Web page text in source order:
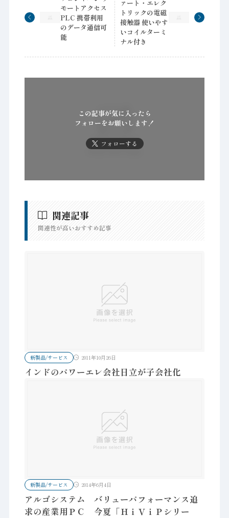
モートアクセス
PLC 携帯利用
のデータ通信可
能
ァート・エレク
トリックの電磁
接触器 使いやす
いコイルターミ
ナル付き
この記事が気に入ったら
フォローをお願いします！
フォローする
関連記事
関連性が高いおすすめ記事
新製品/サービス 2011年10月26日
インドのパワーエレ会社日立が子会社化
新製品/サービス 2014年6月4日
アルゴシステム バリューパフォーマンス追
求の産業用ＰＣ 今夏「ＨｉＶｉＰシリー